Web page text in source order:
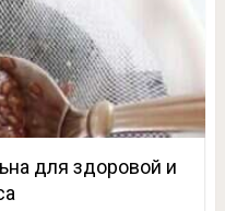
для здоровой и